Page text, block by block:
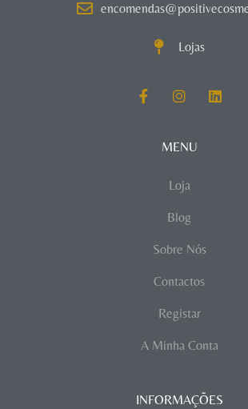
Lojas
MENU
Loja
Blog
Sobre Nós
Contactos
Registar
A Minha Conta
INFORMAÇÕES